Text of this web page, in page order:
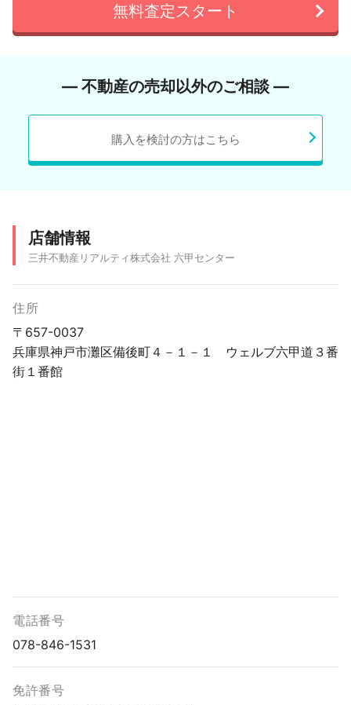
無料査定スタート
― 不動産の売却以外のご相談 ―
購入を検討の方はこちら
店舗情報
三井不動産リアルティ株式会社 六甲センター
住所
〒657-0037
兵庫県神戸市灘区備後町４－１－１ ウェルブ六甲道３番
街１番館
電話番号
078-846-1531
免許番号